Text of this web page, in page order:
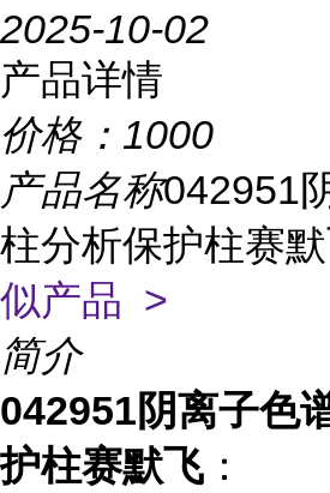
2025-10-02
产品详情
价格： 1000
产品名称042951
柱分析保护柱赛
似产品 >
简介
042951阴离子色
护柱赛默飞 ：